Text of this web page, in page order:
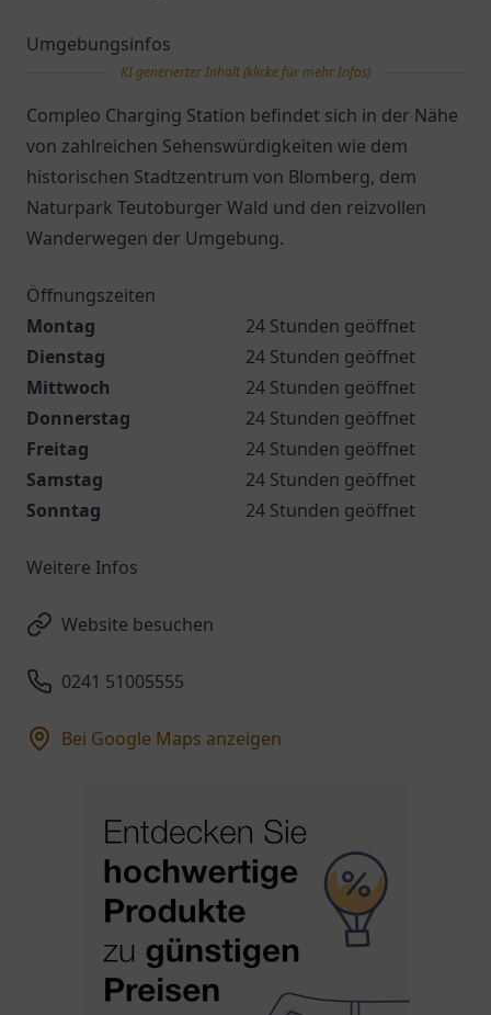
Umgebungsinfos
KI generierter Inhalt (klicke für mehr Infos)
Compleo Charging Station befindet sich in der Nähe
von zahlreichen Sehenswürdigkeiten wie dem
historischen Stadtzentrum von Blomberg, dem
Naturpark Teutoburger Wald und den reizvollen
Wanderwegen der Umgebung.
Öffnungszeiten
Montag
24 Stunden geöffnet
Dienstag
24 Stunden geöffnet
Mittwoch
24 Stunden geöffnet
Donnerstag
24 Stunden geöffnet
Freitag
24 Stunden geöffnet
Samstag
24 Stunden geöffnet
Sonntag
24 Stunden geöffnet
Weitere Infos
Website besuchen
0241 51005555
Bei Google Maps anzeigen